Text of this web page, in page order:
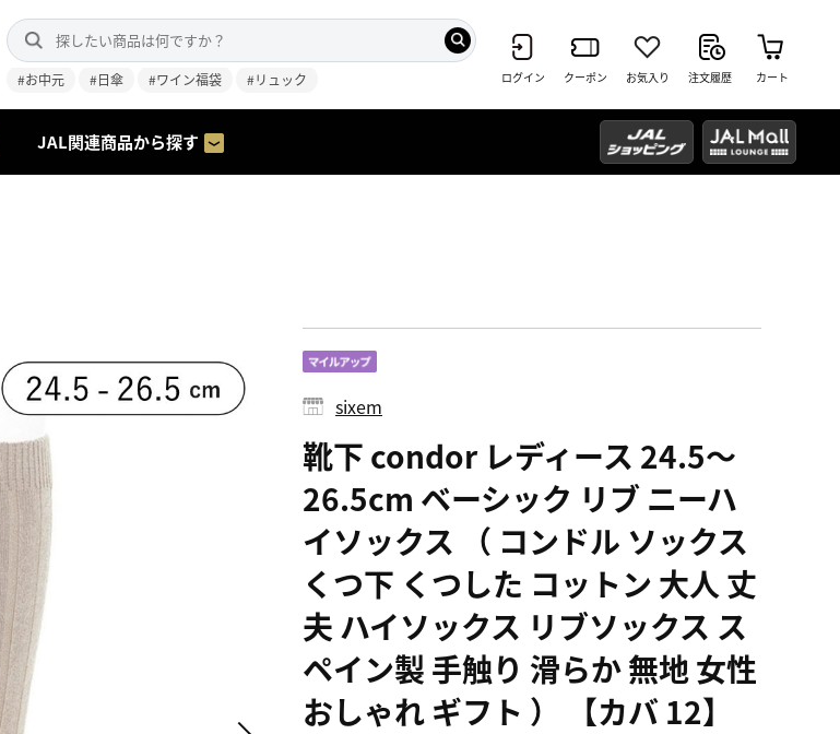
#お中元 #日傘 #ワイン福袋 #リュック ログイン クーポン お気入り 注文履歴 カート
JAL関連商品から探す
sixem
靴下 condor レディース 24.5～
26.5cm ベーシック リブ ニーハ
イソックス （ コンドル ソックス
くつ下 くつした コットン 大人 丈
夫 ハイソックス リブソックス ス
ペイン製 手触り 滑らか 無地 女性
おしゃれ ギフト ） 【カバ 12】